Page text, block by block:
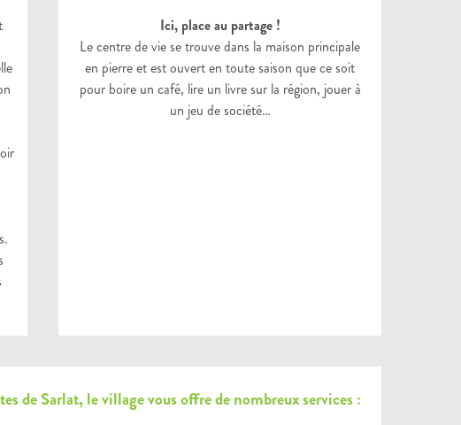
Ici, place au partage !
Le centre de vie se trouve dans la maison principale
en pierre et est ouvert en toute saison que ce soit
pour boire un café, lire un livre sur la région, jouer à
un jeu de société…
de Sarlat, le village vous offre de nombreux services :